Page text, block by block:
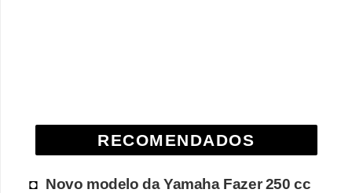
RECOMENDADOS
Novo modelo da Yamaha Fazer 250 cc